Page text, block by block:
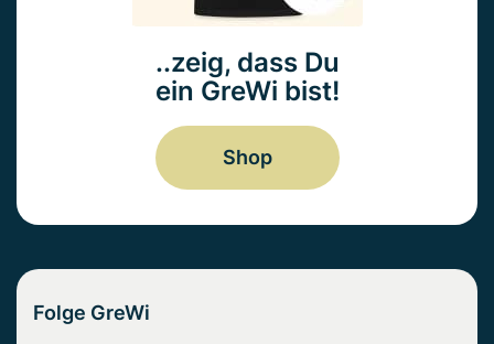
..zeig, dass Du
ein GreWi bist!
Shop
Folge GreWi